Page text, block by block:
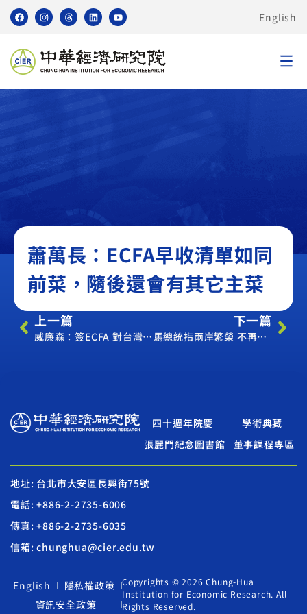
English
無
蕭萬長：ECFA早收清單如同
前菜，隨後還會有其它主菜
上一篇
威廉森：簽ECFA 對台灣有好處
下一篇
馬總統指兩岸繁榮 不再是天邊玫瑰
四十週年院慶
學術典藏
張麗門紀念圖書館
董事課程專區
地址: 台北市大安區長興街75號
電話: +886-2-2735-6006
傳真: +886-2-2735-6035
信箱: chunghua@cier.edu.tw
English
隱私權政策
資訊安全政策
Copyrights © 2026 Chung-Hua
Institution for Economic Research. All
Rights Reserved.